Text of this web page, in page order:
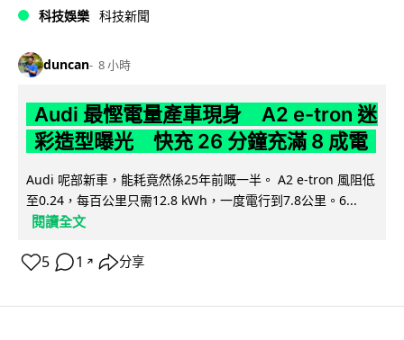
科技娛樂 科技新聞
duncan 8 小時
Audi 最慳電量產車現身 A2 e-tron 迷
彩造型曝光 快充 26 分鐘充滿 8 成電
Audi 呢部新車，能耗竟然係25年前嘅一半。 A2 e-tron 風阻低
至0.24，每百公里只需12.8 kWh，一度電行到7.8公里。6...
閱讀全文
5 1 ↗ 分享